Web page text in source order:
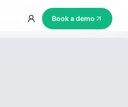
Book a demo